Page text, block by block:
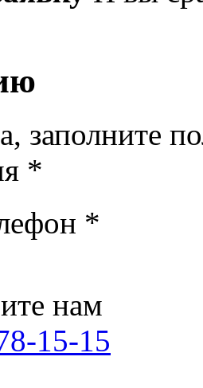
заполните
*
*
нам
15-15